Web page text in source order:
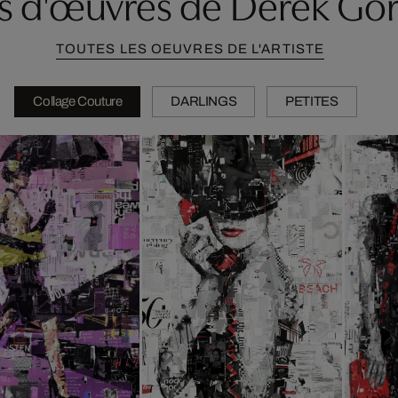
TOUTES LES OEUVRES DE L'ARTISTE
Collage Couture DARLINGS PETITES